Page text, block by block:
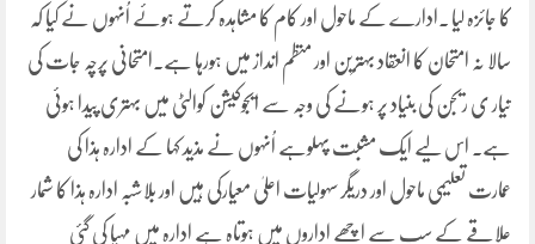
کا جائزہ لیا ۔ادارے کے ماحول اور کام کا مشاہدہ کرتے ہوئے اُنہوں نے کیا کہ
سالا نہ امتحان کا انعقاد بہترین اور منظم انداز میں ہورہا ہے۔امتحانی پرچہ جات کی
تیار ی ریجن کی بنیاد پر ہونے کی وجہ سے ایجوکیشن کوالٹی میں بہتری پیدا ہوئی
ہے۔ اس لیے ایک مشبت پہلوہے اُنہوں نے مذید کہا کے ادارہ ہذا کی
عمارت تعلیمی ماحول اور دریگر سہولیات اعلیٰ معیارکی ہیں اور بلاشبہ ادارہ ہذا کا شمار
علاقے کے سب سے اچھے اداروں میں ہوتاہ ہے ادارہ میں مہیا کی گئی